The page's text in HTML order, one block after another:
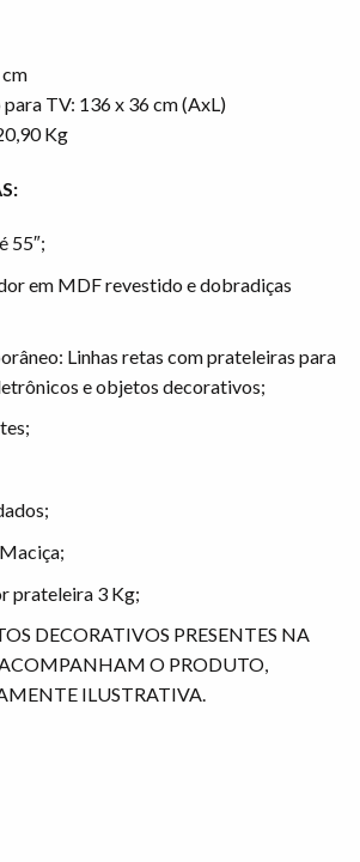
TV: 136 x 36 cm (AxL)
Kg
55″;
em MDF revestido e dobradiças
Linhas retas com prateleiras para
e objetos decorativos;
prateleira 3 Kg;
DECORATIVOS PRESENTES NA
O PRODUTO,
ILUSTRATIVA.